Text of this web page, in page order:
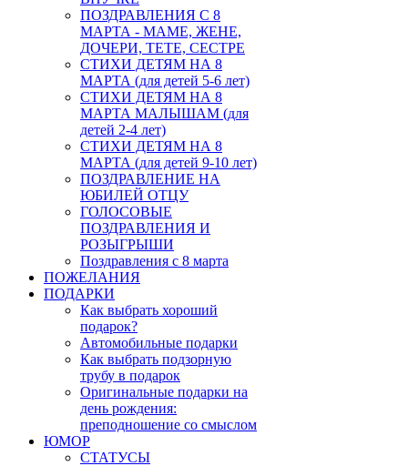
ПОЗДРАВЛЕНИЯ С 8
МАРТА - МАМЕ, ЖЕНЕ,
ДОЧЕРИ, ТЕТЕ, СЕСТРЕ
СТИХИ ДЕТЯМ НА 8
МАРТА (для детей 5-6 лет)
СТИХИ ДЕТЯМ НА 8
МАРТА МАЛЫШАМ (для
детей 2-4 лет)
СТИХИ ДЕТЯМ НА 8
МАРТА (для детей 9-10 лет)
ПОЗДРАВЛЕНИЕ НА
ЮБИЛЕЙ ОТЦУ
ГОЛОСОВЫЕ
ПОЗДРАВЛЕНИЯ И
РОЗЫГРЫШИ
Поздравления с 8 марта
ПОЖЕЛАНИЯ
ПОДАРКИ
Как выбрать хороший
подарок?
Автомобильные подарки
Как выбрать подзорную
трубу в подарок
Оригинальные подарки на
день рождения:
преподношение со смыслом
ЮМОР
СТАТУСЫ